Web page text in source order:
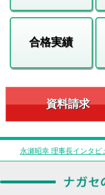
合格実績
資料請求
永瀬昭幸 理事長インタビ